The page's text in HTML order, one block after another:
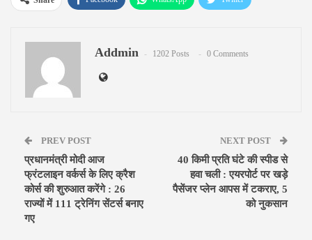
Addmin 1202 Posts 0 Comments
PREV POST
प्रधानमंत्री मोदी आज
फ्रंटलाइन वर्कर्स के लिए क्रैश
कोर्स की शुरुआत करेंगे : 26
राज्यों में 111 ट्रेनिंग सेंटर्स बनाए
गए
NEXT POST
40 किमी प्रति घंटे की स्पीड से
हवा चली : एयरपोर्ट पर खड़े
पैसेंजर प्लेन आपस में टकराए, 5
को नुकसान